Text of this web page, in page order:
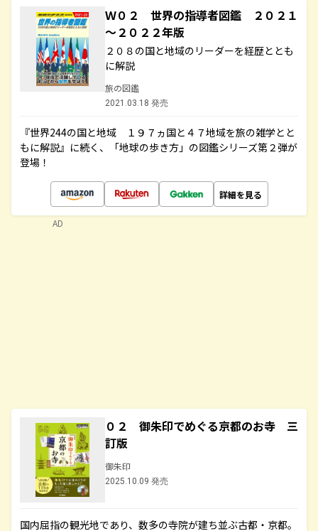
Ｗ０２ 世界の指導者図鑑 ２０２１
～２０２２年版
２０８の国と地域のリーダーを経歴ととも
に解説
旅の図鑑
2021.03.18 発売
『世界244の国と地域 １９７ヵ国と４７地域を旅の雑学とと
もに解説』に続く、「地球の歩き方」の図鑑シリーズ第２弾が
登場！
詳細を見る
０２ 御朱印でめぐる京都のお寺 三
訂版
御朱印
2025.10.09 発売
国内屈指の観光地であり、数多の寺院が建ち並ぶ古都・京都。
AD